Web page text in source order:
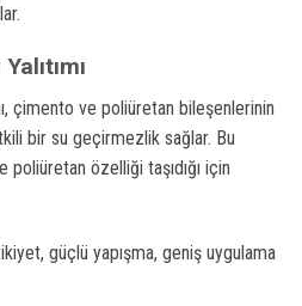
çimento ve poliüretan bileşenlerinin
bir su geçirmezlik sağlar. Bu
özelliği taşıdığı için
güçlü yapışma, geniş uygulama